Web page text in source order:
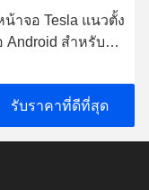
น้าจอ Tesla แนวตั้ง
Android สำหรับ
เดียสเตอริโอ
รับราคาที่ดีที่สุด